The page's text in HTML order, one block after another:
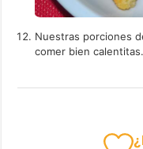
Nuestras porciones
comer bien calentitas.